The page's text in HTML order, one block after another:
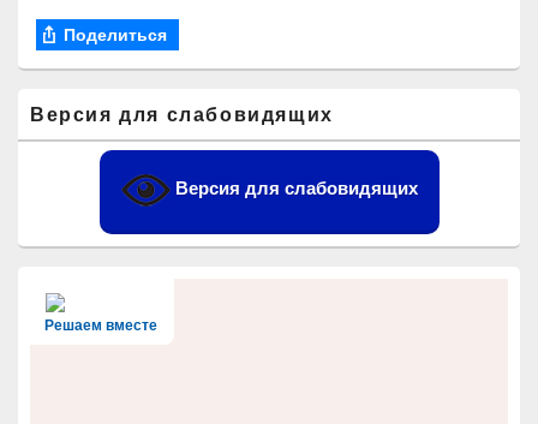
Поделиться
основной
боковой
Версия для слабовидящих
Версия для слабовидящих
Решаем вместе